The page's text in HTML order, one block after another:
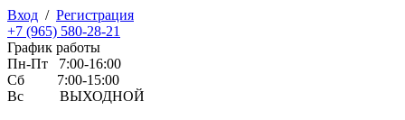
Вход / Регистрация
+7 (965) 580-28-21
График работы
Пн-Пт 7:00-16:00
Сб 7:00-15:00
Вс ВЫХОДНОЙ